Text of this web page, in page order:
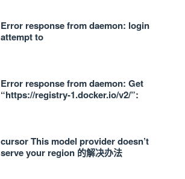
Error response from daemon: login
attempt to
Error response from daemon: Get
“https://registry-1.docker.io/v2/”:
cursor This model provider doesn’t
serve your region 的解决办法